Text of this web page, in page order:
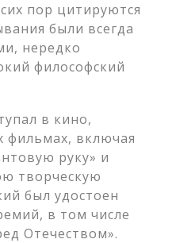
пор цитируются
были всегда
нередко
философский
в кино,
фильмах, включая
руку» и
творческую
был удостоен
в том числе
Отечеством».